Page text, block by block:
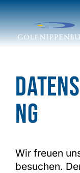
Golf lernen
Toptracer Range
Golf spielen
ng
Wir freuen
besuchen.